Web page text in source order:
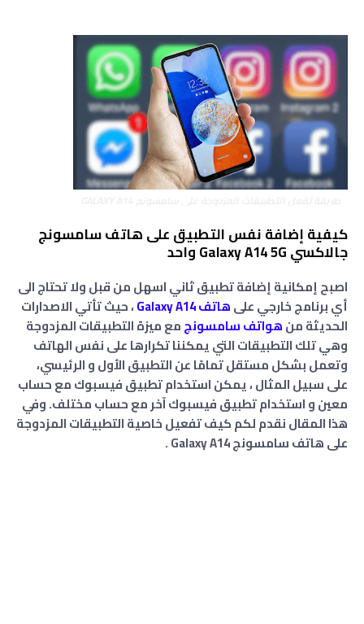
كيفية إضافة نفس التطبيق على هاتف سامسونج
جالاكسي Galaxy A14 5G واحد
اصبح إمكانية إضافة تطبيق ثاني اسهل من قبل ولا تحتاج الى
أي برنامج خارجي علىهاتف Galaxy A14
، حيث تأتي الاصدارات
الحديثة منهواتف سامسونجمع ميزة التطبيقات المزدوجة
وهي تلك التطبيقات التي يمكننا تكرارها على نفس الهاتف
وتعمل بشكل مستقل تمامًا عن التطبيق الأول و الرئيسي،
على سبيل المثال ، يمكن استخدام تطبيق فيسبوك مع حساب
معين و استخدام تطبيق فيسبوك آخر مع حساب مختلف. وفي
هذا المقال نقدم لكم كيف تفعيل خاصية التطبيقات المزدوجة
على هاتف سامسونج Galaxy A14 .